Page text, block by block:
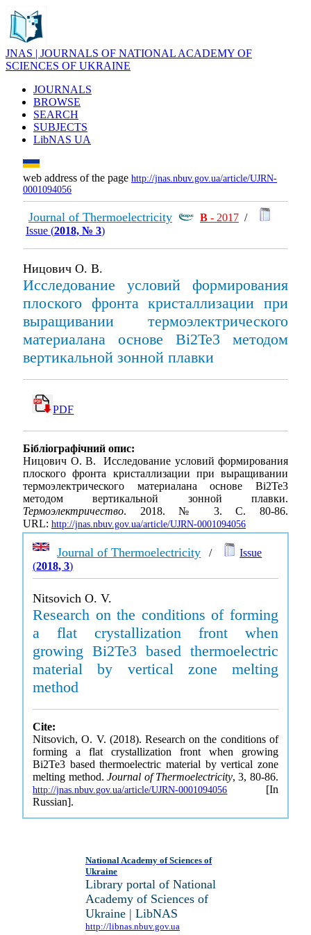
JNAS | JOURNALS OF NATIONAL ACADEMY OF
SCIENCES OF UKRAINE
JOURNALS
BROWSE
SEARCH
SUBJECTS
LibNAS UA
web address of the page http://jnas.nbuv.gov.ua/article/UJRN-
0001094056
Journal of Thermoelectricity В - 2017 /
Issue (2018, № 3)
Ницович О. В.
Исследование условий формирования
плоского фронта кристаллизации при
выращивании термоэлектрического
материалана основе Bi2Te3 методом
вертикальной зонной плавки
PDF
Бібліографічний опис:
Ницович О. В. Исследование условий формирования
плоского фронта кристаллизации при выращивании
термоэлектрического материалана основе Bi2Te3
методом вертикальной зонной плавки.
Термоэлектричество. 2018. № 3. С. 80-86.
URL: http://jnas.nbuv.gov.ua/article/UJRN-0001094056
Journal of Thermoelectricity /
Issue
(2018, 3)
Nitsovich O. V.
Research on the conditions of forming
a flat crystallization front when
growing Bi2Te3 based thermoelectric
material by vertical zone melting
method
Cite:
Nitsovich, O. V. (2018). Research on the conditions of
forming a flat crystallization front when growing
Bi2Te3 based thermoelectric material by vertical zone
melting method.Journal of Thermoelectricity, 3, 80-86.
http://jnas.nbuv.gov.ua/article/UJRN-0001094056 [In
Russian].
National Academy of Sciences of
Ukraine
Library portal of National
Academy of Sciences of
Ukraine | LibNAS
http://libnas.nbuv.gov.ua